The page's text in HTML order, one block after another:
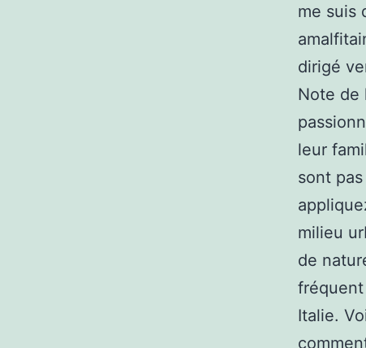
me suis
dirigé
Note de
leur
sont
milieu
de
fréquent
Italie.